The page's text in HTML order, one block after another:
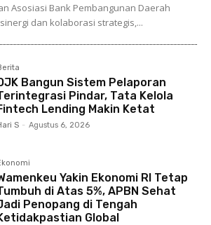
Asosiasi Bank Pembangunan Daerah
dan kolaborasi strategis,...
Bangun Sistem Pelaporan
Pindar, Tata Kelola
Lending Makin Ketat
S - Agustus 6, 2026
Yakin Ekonomi RI Tetap
di Atas 5%, APBN Sehat
Penopang di Tengah
Global